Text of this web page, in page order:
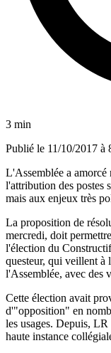
3 min
Publié le 11/10/2017 à
L'Assemblée a amorcé
l'attribution des postes
mais aux enjeux très
La proposition de
mercredi, doit
l'élection du
questeur, qui veillent à
l'Assemblée, avec des
Cette élection avait
d'"opposition" en
les usages. Depuis,
haute instance